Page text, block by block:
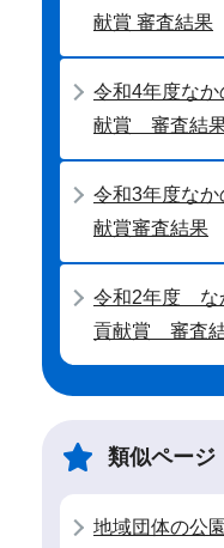
献賞 審査結果
令和4年度な
献賞 審査結
令和3年度な
献賞審査結果
令和2年度 な
貢献賞 審査
類似ページ
地域団体の公